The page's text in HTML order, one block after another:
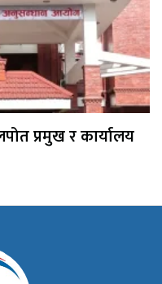
प्रमुख र कार्यालय